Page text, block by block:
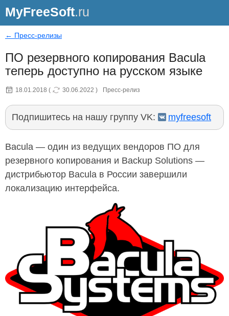
MyFreeSoft.ru
← Пресс-релизы
ПО резервного копирования Bacula
теперь доступно на русском языке
18.01.2018 ( 30.06.2022 ) Пресс-релиз
Подпишитесь на нашу группу VK: myfreesoft
Bacula — один из ведущих вендоров ПО для
резервного копирования и Backup Solutions —
дистрибьютор Bacula в России завершили
локализацию интерфейса.